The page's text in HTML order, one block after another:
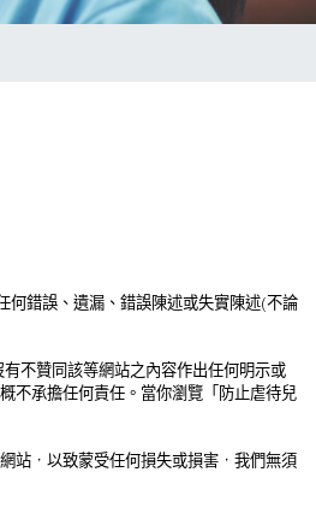
何錯誤、遺漏、錯誤陳述或失實陳述(不論
不贊同該等網站之內容作出任何明示或
不承擔任何責任。當你瀏覽「防止虐待兒
站，以致蒙受任何損失或損害，我們無須